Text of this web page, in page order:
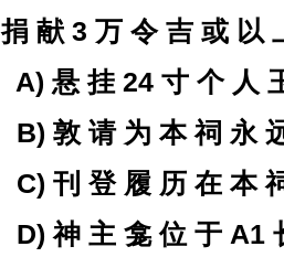
捐 献 3 万 令 吉 或 以
A) 悬 挂 24 寸 个 人
B) 敦 请 为 本 祠 永
C) 刊 登 履 历 在 本
D)神 主 龛 位 于 A1